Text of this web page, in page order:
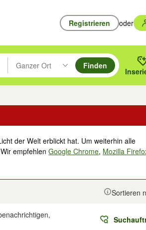
Registrieren oder
nach oben/unten durchsuchen und mit
Eingabetaste drücken um zu suchen, oder
Ganzer Ort
Suche im Umkreis des gewählten Orts oder
Finden
der Welt erblickt hat. Um weiterhin alle
empfehlenGoogle Chrome, Mozilla
Sortieren